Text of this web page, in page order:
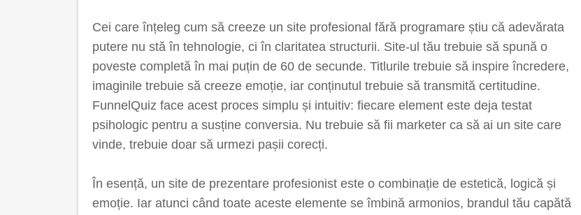
Cei care înțeleg cum să creeze un site profesional fără programare știu că adevărata
putere nu stă în tehnologie, ci în claritatea structurii. Site-ul tău trebuie să spună o
poveste completă în mai puțin de 60 de secunde. Titlurile trebuie să inspire încredere,
imaginile trebuie să creeze emoție, iar conținutul trebuie să transmită certitudine.
FunnelQuiz face acest proces simplu și intuitiv: fiecare element este deja testat
psihologic pentru a susține conversia. Nu trebuie să fii marketer ca să ai un site care
vinde, trebuie doar să urmezi pașii corecți.
În esență, un site de prezentare profesionist este o combinație de estetică, logică și
emoție. Iar atunci când toate aceste elemente se îmbină armonios, brandul tău capătă